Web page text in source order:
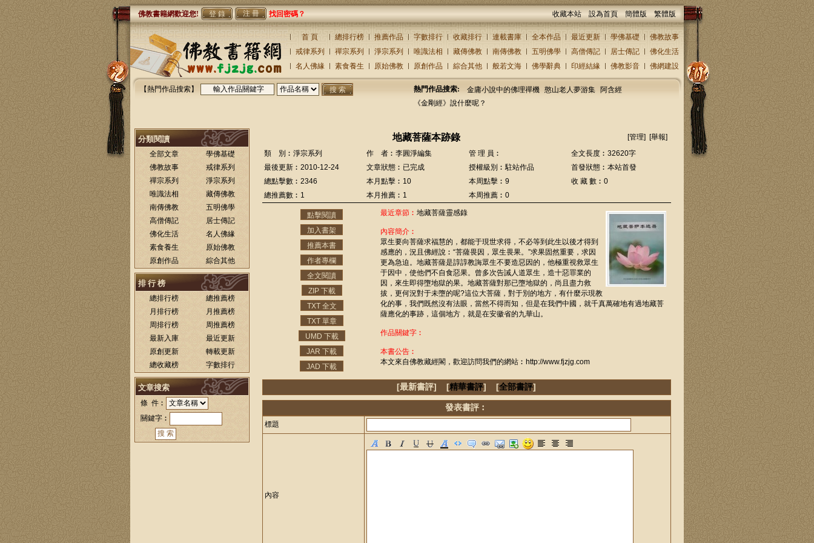
佛教書籍網歡迎您! 注 冊 找回密碼？ 收藏本站 設為首頁 簡體版 繁體版
首 頁 總排行榜 推薦作品 字數排行 收藏排行 連載書庫 全本作品 最近更新 學佛基礎
佛教故事
戒律系列
禪宗系列 淨宗系列 唯識法相 藏傳佛教 南傳佛教 五明佛學 高僧傳記 居士傳記
佛化生活
名人佛緣
素食養生 原始佛教 原創作品 綜合其他 般若文海 佛學辭典 印經結緣 佛教影音 佛網建設
【熱門作品搜索】 熱門作品搜索: 金庸小說中的佛理禪機 憨山老人夢游集
阿含經
《金剛經》說什麼呢？
分類閱讀
全部文章
學佛基礎
佛教故事
戒律系列
禪宗系列
淨宗系列
唯識法相
藏傳佛教
南傳佛教
五明佛學
高僧傳記
居士傳記
佛化生活
名人佛緣
素食養生
原始佛教
原創作品
綜合其他
排 行 榜
總排行榜
總推薦榜
月排行榜
月推薦榜
周排行榜
周推薦榜
最新入庫
最近更新
原創更新
轉載更新
總收藏榜
字數排行
文章搜索
條 件︰
關鍵字︰
地藏菩薩本跡錄 [管理] [舉報]
類 別︰淨宗系列
作 者︰李圓淨編集 管 理 員︰
全文長度︰32620字
最後更新︰2010-12-24
文章狀態︰已完成 授權級別︰駐站作品
首發狀態︰本站首發
總點擊數︰2346
本月點擊︰10 本周點擊︰9
收 藏 數︰0
總推薦數︰1
本月推薦︰1 本周推薦︰0
點擊閱讀
加入書架
推薦本書
作者專欄
全文閱讀
ZIP 下載
TXT 全文
TXT 單章
UMD 下載
JAR 下載
JAD 下載
最近章節︰ 地藏菩薩靈感錄
內容簡介︰
眾生要向菩薩求福慧的，都能于現世求得，不必等到此生以後才得到
感應的，況且佛經說︰“菩薩畏因，眾生畏果。”求果固然重要，求因
更為急迫。地藏菩薩是諄諄教誨眾生不要造惡因的，他極重視救眾生
于因中，使他們不自食惡果。曾多次告誡人道眾生，造十惡罪業的
因，來生即得墮地獄的果。地藏菩薩對那已墮地獄的，尚且盡力救
拔，更何況對于未墮的呢?這位大菩薩，對于別的地方，有什麼示現教
化的事，我們既然沒有法眼，當然不得而知，但是在我們中國，就千真萬確地有過地藏菩
薩應化的事跡，這個地方，就是在安徽省的九華山。
作品關鍵字︰
本書公告︰
本文來自佛教藏經閣，歡迎訪問我們的網站︰http://www.fjzjg.com
[最新書評] [精華書評] [全部書評]
發表書評︰
標題
內容